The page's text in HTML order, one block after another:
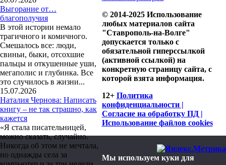
Выгорание от…
благополучия
В этой истории немало
трагичного и комичного.
Смешалось все: люди,
свиньи, быки, отсохшие
пальцы и откушенные уши,
мегаполис и глубинка. Все
это случилось в жизни...
15.07.2026
Наталия Чернова: Написать
книгу – не так страшно, как
кажется
«Я стала писательницей,
можно сказать, случайно.
Никогда об этом не мечтала,
но однажды села за
© 2014-2025 Использование
любых материалов сайта
"Ставрополь-на-Волге"
допускается только с
обязательной гиперссылкой
(активной ссылкой) на
конкретную страницу сайта, с
которой взята информация.
12+ Политика
конфиденциальности |
Согласие на обработку ПД |
Использование файлов cookies
Мы используем куки для